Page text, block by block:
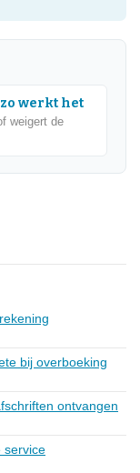
werkt het
weigert de
bij overboeking
ontvangen
service